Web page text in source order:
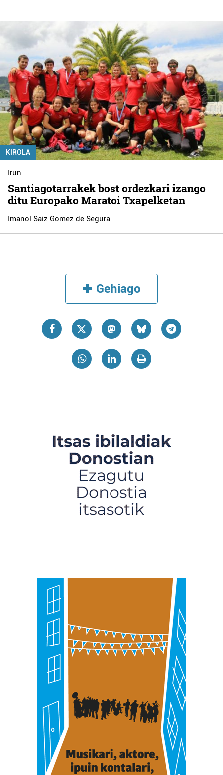
KIROLA
Irun
Santiagotarrakek bost ordezkari izango
ditu Europako Maratoi Txapelketan
Imanol Saiz Gomez de Segura
Gehiago